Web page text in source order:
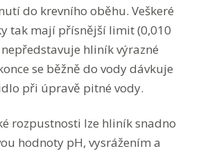
do krevního oběhu. Veškeré
tak mají přísnější limit (0,010
hliník výrazné
se běžně do vody dávkuje
při úpravě pitné vody.
rozpustnosti lze hliník snadno
hodnoty pH, vysrážením a